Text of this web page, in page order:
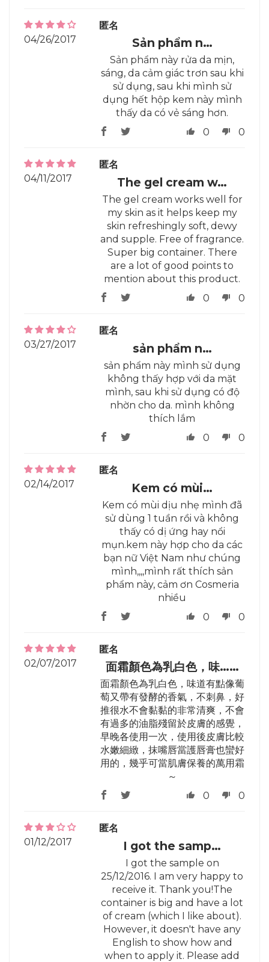
04/26/2017
匿名
Sản phẩm n…
Sản phẩm này rửa da mịn,
sáng, da cảm giác trơn sau khi
sử dụng, sau khi mình sử
dụng hết hộp kem này mình
thấy da có vẻ sáng hơn.
0
0
04/11/2017
匿名
The gel cream w…
The gel cream works well for
my skin as it helps keep my
skin refreshingly soft, dewy
and supple. Free of fragrance.
Super big container. There
are a lot of good points to
mention about this product.
0
0
03/27/2017
匿名
sản phẩm n…
sản phẩm này mình sử dụng
không thấy hợp với da mặt
mình, sau khi sử dụng có độ
nhờn cho da. mình không
thích lắm
0
0
02/14/2017
匿名
Kem có mùi…
Kem có mùi dịu nhẹ mình đã
sử dùng 1 tuần rồi và không
thấy có dị ứng hay nổi
mụn.kem này hợp cho da các
bạn nữ Việt Nam như chúng
mình,,,,mình rất thích sản
phẩm này, cảm ơn Cosmeria
nhiều
0
0
02/07/2017
匿名
面霜顏色為乳白色，味……
面霜顏色為乳白色，味道有點像葡
萄又帶有發酵的香氣，不刺鼻，好
推很水不會黏黏的非常清爽，不會
有過多的油脂殘留於皮膚的感覺，
早晚各使用一次，使用後皮膚比較
水嫩細緻，抹嘴唇當護唇膏也蠻好
用的，幾乎可當肌膚保養的萬用霜
～
0
0
01/12/2017
匿名
I got the samp…
I got the sample on
25/12/2016. I am very happy to
receive it. Thank you!The
container is big and have a lot
of cream (which I like about).
However, it doesn't have any
English to show how and
when to apply it. Please add